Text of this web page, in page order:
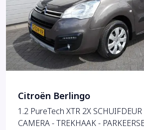
Citroën Berlingo
1.2 PureTech XTR 2X
CAMERA - TREKHAAK -